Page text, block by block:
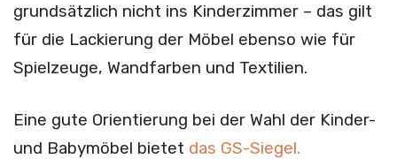
grundsätzlich nicht ins Kinderzimmer – das gilt
für die Lackierung der Möbel ebenso wie für
Spielzeuge, Wandfarben und Textilien.
Eine gute Orientierung bei der Wahl der Kinder-
und Babymöbel bietet das GS-Siegel.